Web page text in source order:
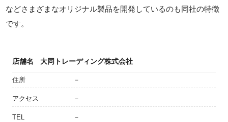
などさまざまなオリジナル製品を開発しているのも同社の特徴
です。
店舗名 大同トレーディング株式会社
住所 －
アクセス －
TEL －